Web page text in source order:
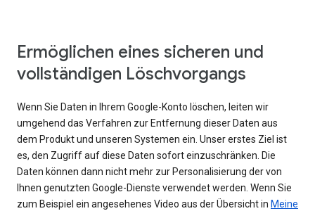
Ermöglichen eines sicheren und
vollständigen Löschvorgangs
Wenn Sie Daten in Ihrem Google-Konto löschen, leiten wir
umgehend das Verfahren zur Entfernung dieser Daten aus
dem Produkt und unseren Systemen ein. Unser erstes Ziel ist
es, den Zugriff auf diese Daten sofort einzuschränken. Die
Daten können dann nicht mehr zur Personalisierung der von
Ihnen genutzten Google-Dienste verwendet werden. Wenn Sie
zum Beispiel ein angesehenes Video aus der Übersicht in Meine